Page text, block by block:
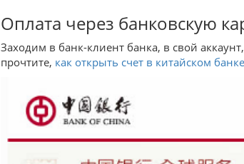
Оплата через банковскую
Заходим в банк-клиент банка, в свой
прочтите, как открыть счет в китайском банке